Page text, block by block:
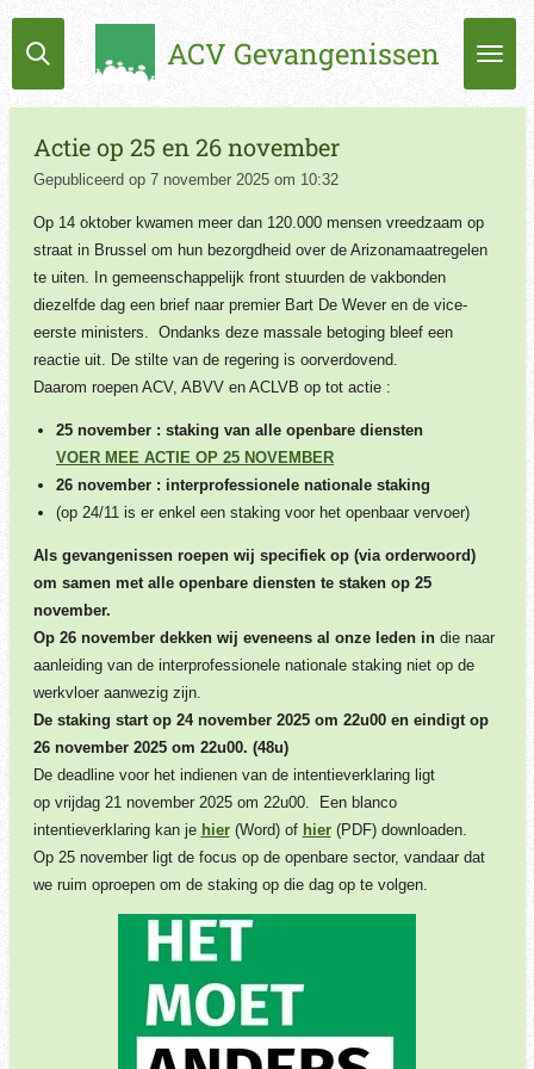
Ga
direct
de
hoofdinhoud
ACV Gevangenissen
Actie op 25 en 26 november
Gepubliceerd op 7 november 2025 om 10:32
Op 14 oktober kwamen meer dan 120.000 mensen vreedzaam op
straat in Brussel om hun bezorgdheid over de Arizonamaatregelen
te uiten. In gemeenschappelijk front stuurden de vakbonden
diezelfde dag een brief naar premier Bart De Wever en de vice-
eerste ministers. Ondanks deze massale betoging bleef een
reactie uit. De stilte van de regering is oorverdovend.
Daarom roepen ACV, ABVV en ACLVB op tot actie :
25 november : staking van alle openbare diensten
VOER MEE ACTIE OP 25 NOVEMBER
26 november : interprofessionele nationale staking
(op 24/11 is er enkel een staking voor het openbaar vervoer)
Als gevangenissen roepen wij specifiek op (via orderwoord)
om samen met alle openbare diensten te staken op 25
november.
Op 26 november dekken wij eveneens al onze leden indie naar
aanleiding van de interprofessionele nationale staking niet op de
werkvloer aanwezig zijn.
De staking start op 24 november 2025 om 22u00 en eindigt op
26 november 2025 om 22u00. (48u)
De deadline voor het indienen van de intentieverklaring ligt
op vrijdag 21 november 2025 om 22u00. Een blanco
intentieverklaring kan je hier(Word) of hier(PDF) downloaden.
Op 25 november ligt de focus op de openbare sector, vandaar dat
we ruim oproepen om de staking op die dag op te volgen.